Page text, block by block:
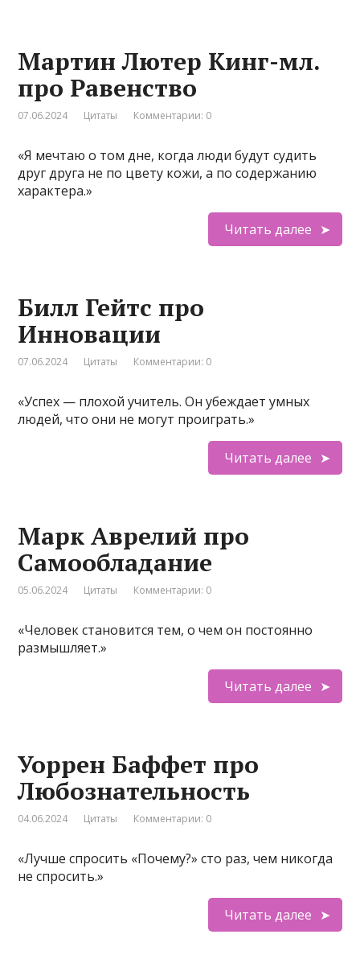
Мартин Лютер Кинг-мл.
про Равенство
07.06.2024 Цитаты Комментарии: 0
«Я мечтаю о том дне, когда люди будут судить
друг друга не по цвету кожи, а по содержанию
характера.»
Читать далее
Билл Гейтс про
Инновации
07.06.2024 Цитаты Комментарии: 0
«Успех — плохой учитель. Он убеждает умных
людей, что они не могут проиграть.»
Читать далее
Марк Аврелий про
Самообладание
05.06.2024 Цитаты Комментарии: 0
«Человек становится тем, о чем он постоянно
размышляет.»
Читать далее
Уоррен Баффет про
Любознательность
04.06.2024 Цитаты Комментарии: 0
«Лучше спросить «Почему?» сто раз, чем никогда
не спросить.»
Читать далее